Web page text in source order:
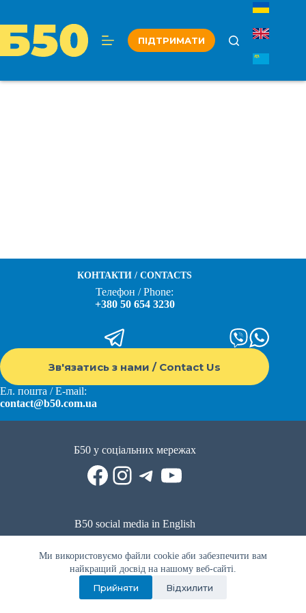
вмісту
Ми використовуємо файли cookie аби забезпечити вам
найкращий досвід на нашому веб-сайті.
Прийняти Відхилити
ПІДТРИМАТИ
КОНТАКТИ / CONTACTS
Телефон / Phone:
+380 50 654 3230
Зв'язатись з нами / Contact Us
Ел. пошта / E-mail:
contact@b50.com.ua
Б50 у соціальних мережах
Facebook
Instagram
Telegram
YouTube
B50 social media in English
Reddit
Facebook
LinkedIn
YouTube
WhatsApp
Політика приватності|Публічна оферта|Умови використання
Privacy Policy|Public offer Terms of use